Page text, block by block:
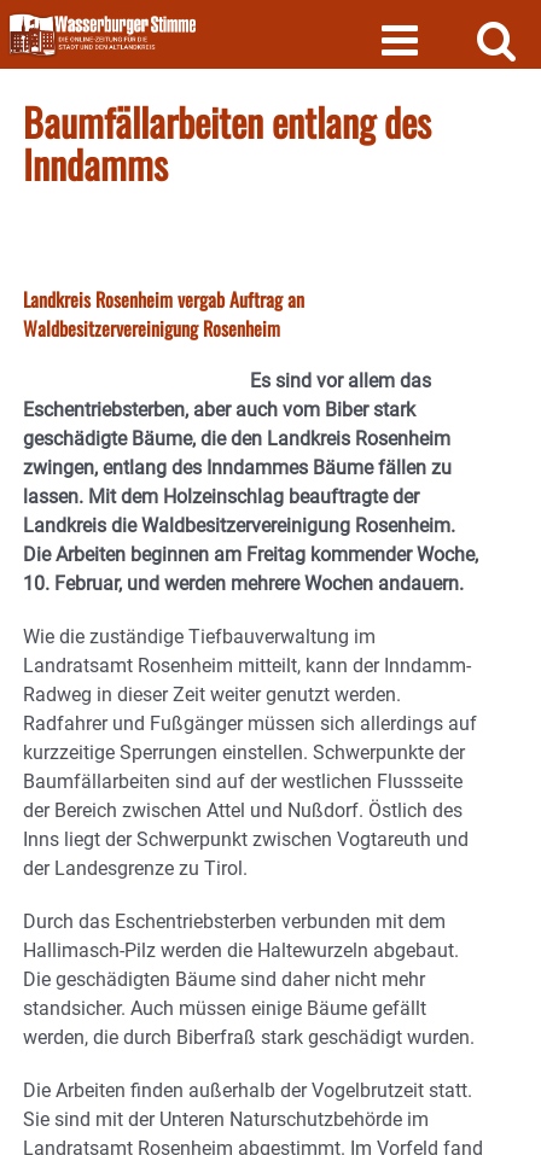
Skip
to
content
Baumfällarbeiten entlang des
Inndamms
Landkreis Rosenheim vergab Auftrag an
Waldbesitzervereinigung Rosenheim
Es sind vor allem das
Eschentriebsterben, aber auch vom Biber stark
geschädigte Bäume, die den Landkreis Rosenheim
zwingen, entlang des Inndammes Bäume fällen zu
lassen. Mit dem Holzeinschlag beauftragte der
Landkreis die Waldbesitzervereinigung Rosenheim.
Die Arbeiten beginnen am Freitag kommender Woche,
10. Februar, und werden mehrere Wochen andauern.
Wie die zuständige Tiefbauverwaltung im
Landratsamt Rosenheim mitteilt, kann der Inndamm-
Radweg in dieser Zeit weiter genutzt werden.
Radfahrer und Fußgänger müssen sich allerdings auf
kurzzeitige Sperrungen einstellen. Schwerpunkte der
Baumfällarbeiten sind auf der westlichen Flussseite
der Bereich zwischen Attel und Nußdorf. Östlich des
Inns liegt der Schwerpunkt zwischen Vogtareuth und
der Landesgrenze zu Tirol.
Durch das Eschentriebsterben verbunden mit dem
Hallimasch-Pilz werden die Haltewurzeln abgebaut.
Die geschädigten Bäume sind daher nicht mehr
standsicher. Auch müssen einige Bäume gefällt
werden, die durch Biberfraß stark geschädigt wurden.
Die Arbeiten finden außerhalb der Vogelbrutzeit statt.
Sie sind mit der Unteren Naturschutzbehörde im
Landratsamt Rosenheim abgestimmt. Im Vorfeld fand